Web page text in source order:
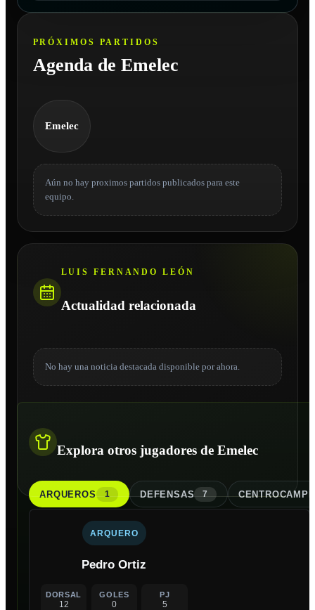
PRÓXIMOS PARTIDOS
Agenda de Emelec
Emelec
Aún no hay proximos partidos publicados para este
equipo.
LUIS FERNANDO LEÓN
Actualidad relacionada
No hay una noticia destacada disponible por ahora.
Explora otros jugadores de Emelec
ARQUEROS 1 DEFENSAS 7
ARQUERO
Pedro Ortiz
DORSAL
12
GOLES
0
PJ
5